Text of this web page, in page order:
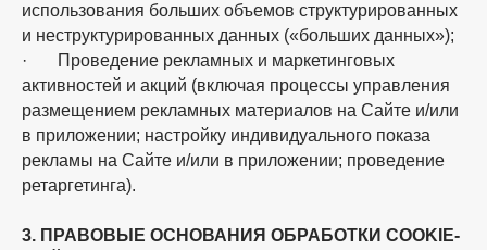
использования больших объемов структурированных
и неструктурированных данных («больших данных»);
· Проведение рекламных и маркетинговых
активностей и акций (включая процессы управления
размещением рекламных материалов на Сайте и/или
в приложении; настройку индивидуального показа
рекламы на Сайте и/или в приложении; проведение
ретаргетинга).
3. ПРАВОВЫЕ ОСНОВАНИЯ ОБРАБОТКИ COOKIE-